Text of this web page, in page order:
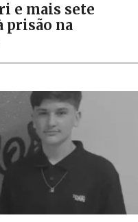
e mais sete
prisão na